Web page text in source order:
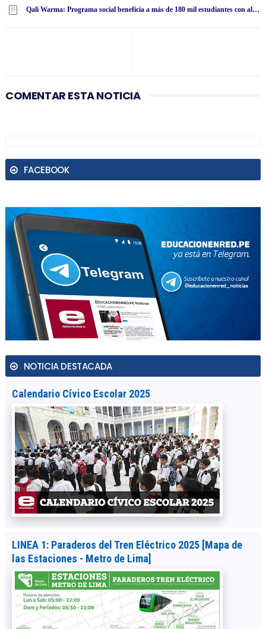
Qali Warma: Programa social beneficia a más de 180 mil estudiantes con alimentos nutritivos en San Martín
COMENTAR ESTA NOTICIA
FACEBOOK
NOTICIA DESTACADA
Calendario Cívico Escolar 2025
LINEA 1: Paraderos del Tren Eléctrico 2025 [Mapa de
las Estaciones - Metro de Lima]